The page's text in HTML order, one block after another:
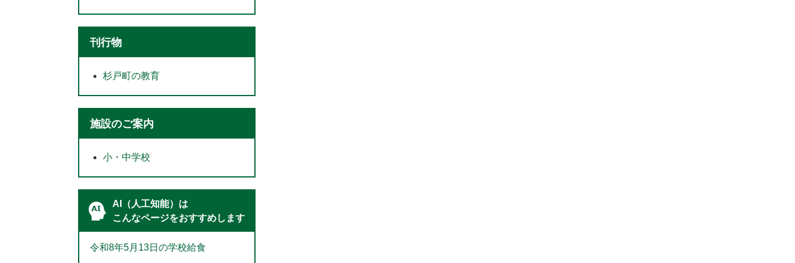
刊行物
杉戸町の教育
施設のご案内
小・中学校
AI（人工知能）は
こんなページをおすすめします
令和8年5月13日の学校給食